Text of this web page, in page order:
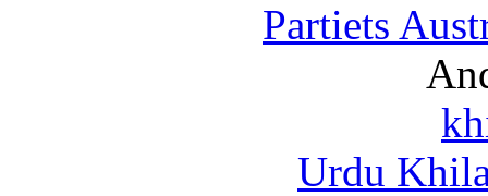
Partiets
Urdu